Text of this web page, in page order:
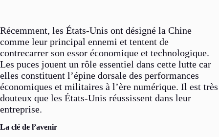
Récemment, les États-Unis ont désigné la Chine
comme leur principal ennemi et tentent de
contrecarrer son essor économique et technologique.
Les puces jouent un rôle essentiel dans cette lutte car
elles constituent l’épine dorsale des performances
économiques et militaires à l’ère numérique. Il est très
douteux que les États-Unis réussissent dans leur
entreprise.
La clé de l’avenir